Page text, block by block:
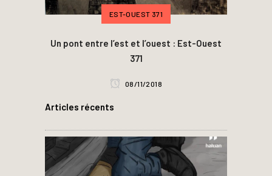
EST-OUEST 371
Un pont entre l’est et l’ouest : Est-Ouest
371
08/11/2018
Articles récents